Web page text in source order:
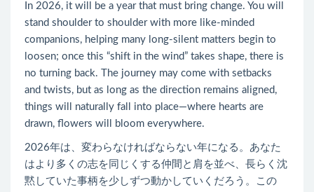
In 2026, it will be a year that must bring change. You will
stand shoulder to shoulder with more like-minded
companions, helping many long-silent matters begin to
loosen; once this “shift in the wind” takes shape, there is
no turning back. The journey may come with setbacks
and twists, but as long as the direction remains aligned,
things will naturally fall into place—where hearts are
drawn, flowers will bloom everywhere.
2026年は、変わらなければならない年になる。あなた
はより多くの志を同じくする仲間と肩を並べ、長らく沈
黙していた事柄を少しずつ動かしていくだろう。この